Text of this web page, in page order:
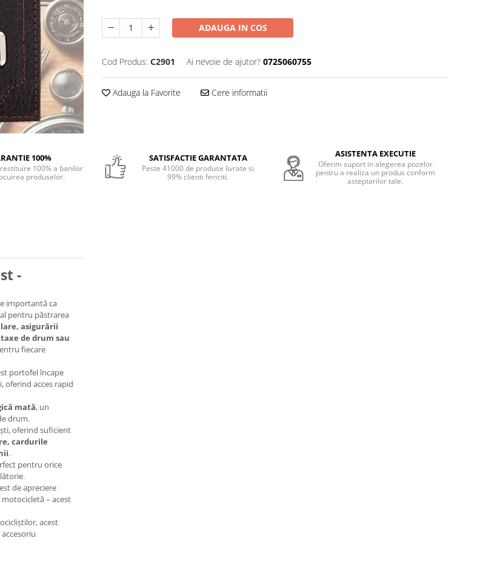
ADAUGA IN COS
Cod Produs: C2901 Ai nevoie de ajutor? 0725060755
Adauga la Favorite Cere informatii
100%
100% a banilor
produselor.
SATISFACTIE GARANTATA
Peste 41000 de produse livrate si
99% clienti fericiti.
ASISTENTA EXECUTIE
Oferim suport in alegerea pozelor
pentru a realiza un produs conform
asteptarilor tale.
-
importantă ca
pentru păstrarea
asigurării
de drum sau
fiecare
portofel încape
oferind acces rapid
mată, un
drum.
oferind suficient
cardurile
.
pentru orice
de apreciere
– acest
acest